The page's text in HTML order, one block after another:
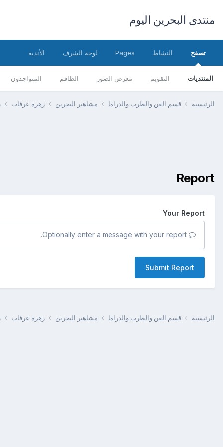
منتدى البحرين اليوم
تصفح
المنتديات التقويم معرض الصور الطاقم المتواجدون
النشاط Pages لوحة الشرف الأندية
الرئيسية قسم الفن والطرب والدراما مشاهير البحرين زهرة عرفات
Report
Your Report
Submit Report
الرئيسية قسم الفن والطرب والدراما مشاهير البحرين زهرة عرفات